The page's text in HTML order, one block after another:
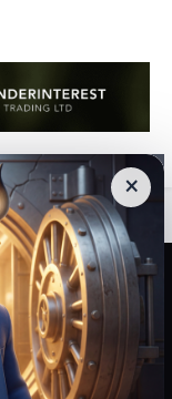
padající hvězdy,
×
stránkách
zdrojů. Při
poskytovat čtenářům